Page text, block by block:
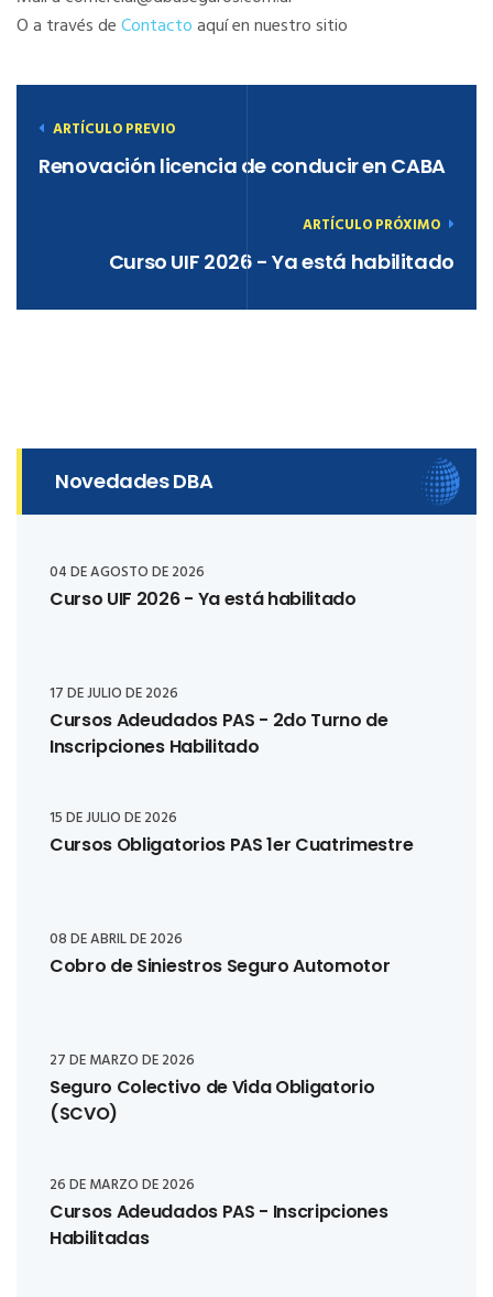
O a través deContactoaquí en nuestro sitio
ARTÍCULO PREVIO
Renovación licencia de conducir en CABA
ARTÍCULO PRÓXIMO
Curso UIF 2026 - Ya está habilitado
Novedades DBA
04 DE AGOSTO DE 2026
Curso UIF 2026 - Ya está habilitado
17 DE JULIO DE 2026
Cursos Adeudados PAS - 2do Turno de
Inscripciones Habilitado
15 DE JULIO DE 2026
Cursos Obligatorios PAS 1er Cuatrimestre
08 DE ABRIL DE 2026
Cobro de Siniestros Seguro Automotor
27 DE MARZO DE 2026
Seguro Colectivo de Vida Obligatorio
(SCVO)
26 DE MARZO DE 2026
Cursos Adeudados PAS - Inscripciones
Habilitadas